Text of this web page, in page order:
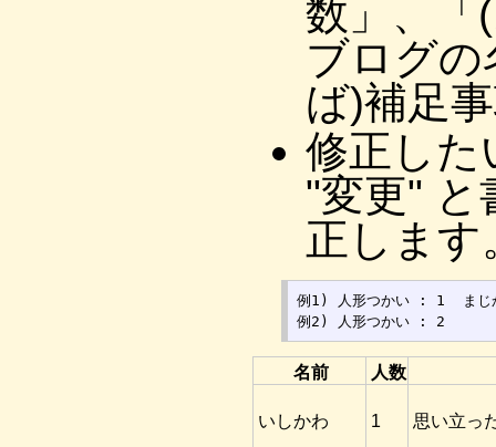
数」、「
ブログの
ば)補足
修正した
"変更" と
正します
例1) 人形つかい : 1  ま
名前 人数
いしかわ 1 思い立っ